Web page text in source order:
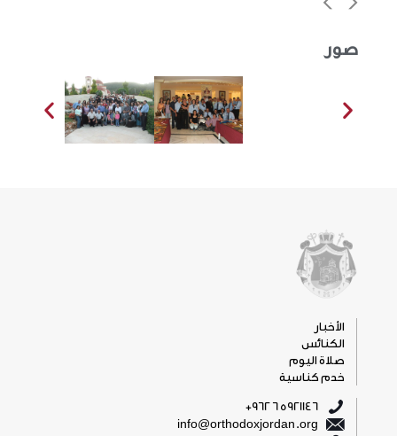
صور
الأخبار
الكنائس
صلاة اليوم
خدم كناسية
5921146 6 962+
info@orthodoxjordan.org